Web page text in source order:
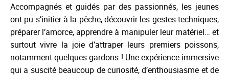
Accompagnés et guidés par des passionnés, les jeunes
ont pu s’initier à la pêche, découvrir les gestes techniques,
préparer l’amorce, apprendre à manipuler leur matériel… et
surtout vivre la joie d’attraper leurs premiers poissons,
notamment quelques gardons ! Une expérience immersive
qui a suscité beaucoup de curiosité, d’enthousiasme et de